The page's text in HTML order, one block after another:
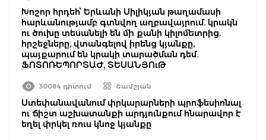
Խոշոր հրդեհ՝ Երևանի Սիլիկյան թաղամասի
հարևանությամբ գտնվող աղբավայրում. կրակն
ու ծուխը տեսանելի են մի քանի կիլոմետրից.
հրշեջները, վտանգելով իրենց կյանքը,
պայքարում են կրակի տարածման դեմ.
ՖՈՏՈՌԵՊՈՐՏԱԺ, ՏԵՍԱՆՅՈւԹ
30084 դիտում Շամշյան
Ստեփանավանում փրկարարների պրոֆեսիոնալ
ու ճիշտ աշխատանքի արդյունքում հնարավոր է
եղել փրկել ռուս կնոջ կյանքը